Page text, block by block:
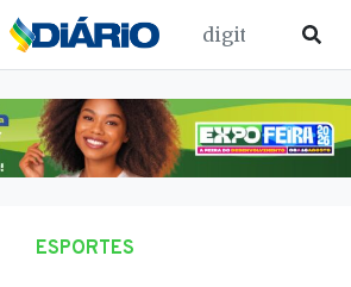
ESPORTES